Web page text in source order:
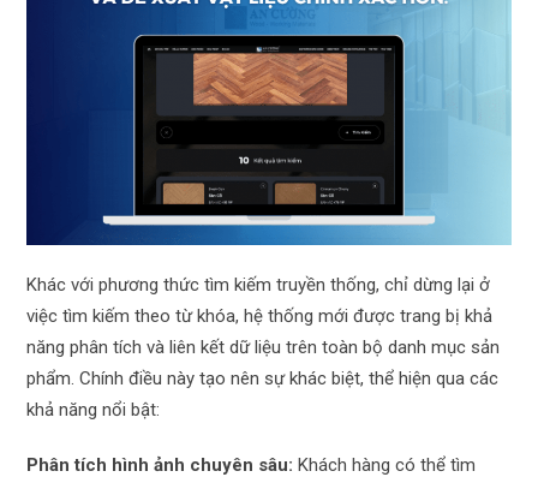
Khác với phương thức tìm kiếm truyền thống, chỉ dừng lại ở
việc tìm kiếm theo từ khóa, hệ thống mới được trang bị khả
năng phân tích và liên kết dữ liệu trên toàn bộ danh mục sản
phẩm. Chính điều này tạo nên sự khác biệt, thể hiện qua các
khả năng nổi bật:
Phân tích hình ảnh chuyên sâu: Khách hàng có thể tìm